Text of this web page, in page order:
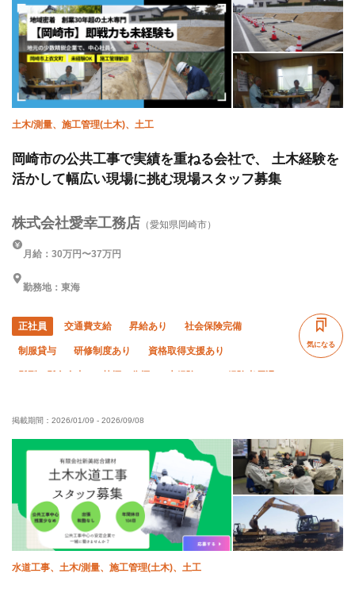
年末年始休暇 車・バイク通勤OK
土木/測量、施工管理(土木)、土工
岡崎市の公共工事で実績を重ねる会社で、 土木経験を
活かして幅広い現場に挑む現場スタッフ募集
株式会社愛幸工務店 （愛知県岡崎市）
月給：30万円〜37万円
勤務地：東海
正社員 交通費支給 昇給あり 社会保険完備
制服貸与 研修制度あり 資格取得支援あり
60代以上活躍中 残業月10時間以下
車・バイク通勤OK 転勤なし
気になる
掲載期間： 2026/01/09 - 2026/09/08
水道工事、土木/測量、施工管理(土木)、土工